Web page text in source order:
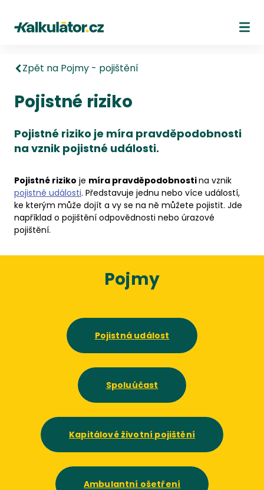
Kalkulátor.cz
Zpět na Pojmy - pojištění
Pojistné riziko
Pojistné riziko je míra pravděpodobnosti
na vznik pojistné události.
Pojistné riziko je míra pravděpodobnostina vznik
pojistné události. Představuje jednu nebo více událostí,
ke kterým může dojít a vy se na ně můžete pojistit. Jde
například o pojištění odpovědnosti nebo úrazové
pojištění.
Pojmy
Pojistná událost
Spoluúčast
Kapitálové životní pojištění
Ambulantní ošetření